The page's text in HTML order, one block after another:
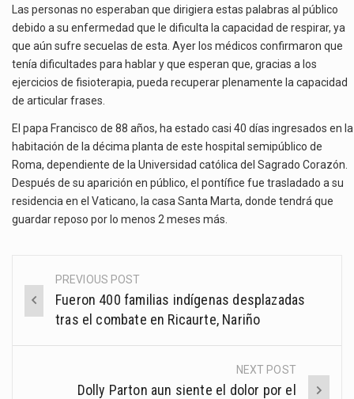
Las personas no esperaban que dirigiera estas palabras al público
debido a su enfermedad que le dificulta la capacidad de respirar, ya
que aún sufre secuelas de esta. Ayer los médicos confirmaron que
tenía dificultades para hablar y que esperan que, gracias a los
ejercicios de fisioterapia, pueda recuperar plenamente la capacidad
de articular frases.
El papa Francisco de 88 años, ha estado casi 40 días ingresados en la
habitación de la décima planta de este hospital semipúblico de
Roma, dependiente de la Universidad católica del Sagrado Corazón.
Después de su aparición en público, el pontífice fue trasladado a su
residencia en el Vaticano, la casa Santa Marta, donde tendrá que
guardar reposo por lo menos 2 meses más.
Post
navigation
PREVIOUS POST
Fueron 400 familias indígenas desplazadas
tras el combate en Ricaurte, Nariño
NEXT POST
Dolly Parton aun siente el dolor por el